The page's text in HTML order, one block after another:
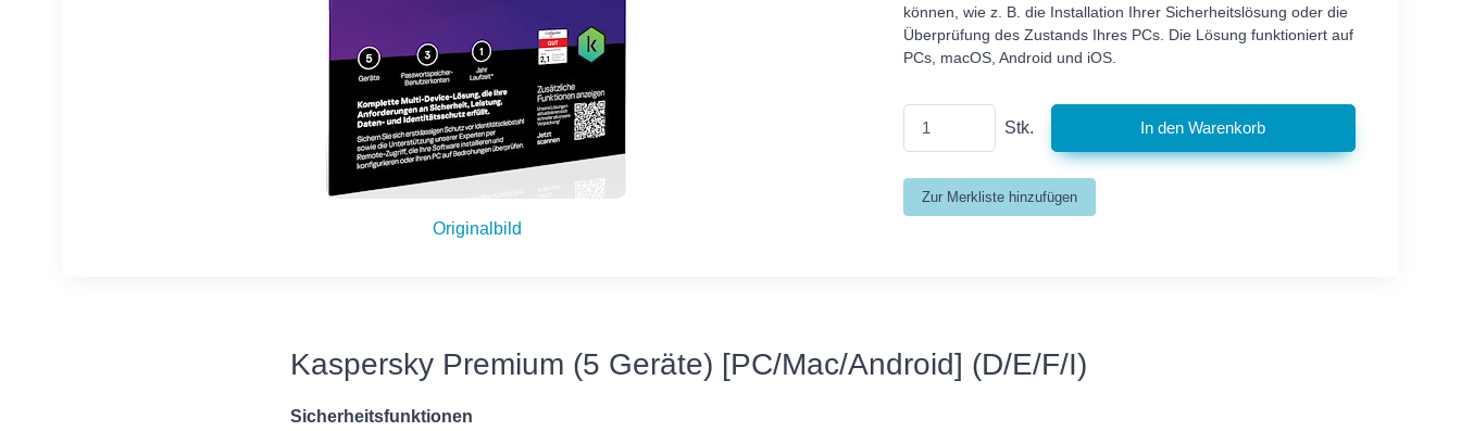
Originalbild
können, wie z. B. die Installation Ihrer Sicherheitslösung oder die
Überprüfung des Zustands Ihres PCs. Die Lösung funktioniert auf
PCs, macOS, Android und iOS.
Stk.
Kaspersky Premium (5 Geräte) [PC/Mac/Android] (D/E/F/I)
Sicherheitsfunktionen